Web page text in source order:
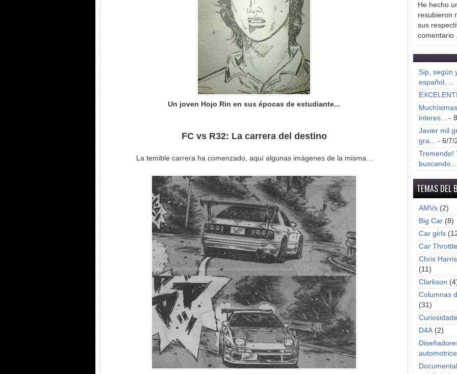
Un joven Hojo Rin en sus épocas de estudiante...
FC vs R32: La carrera del destino
La temible carrera ha comenzado, aquí algunas imágenes de la misma...
He hecho
resubieron
sus
comentario
Sip, según
español, ...
interes... -
Javier mil
gra... - 6/7/
Tremendo!
buscando...
TEMAS DEL
AMVs (2)
Big Car (8)
Car girls
Car Throttle
Chris
(11)
Clarkson
Columnas
(31)
D4A (2)